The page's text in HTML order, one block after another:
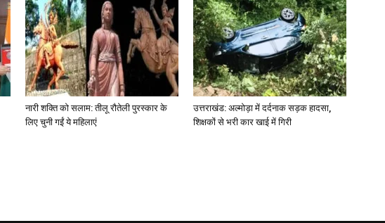
नारी शक्ति को सलाम: तीलू रौतेली पुरस्कार के
लिए चुनी गईं ये महिलाएं
उत्तराखंड: अल्मोड़ा में दर्दनाक सड़क हादसा,
शिक्षकों से भरी कार खाई में गिरी